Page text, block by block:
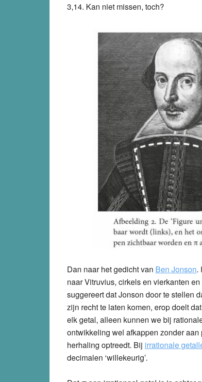
3,14. Kan niet missen, toch?
Dan naar het gedicht van Ben Jonson.
naar Vitruvius, cirkels en vierkanten
suggereert dat Jonson door te stellen
zijn recht te laten komen, erop doelt
elk getal, alleen kunnen we bij
ontwikkeling wel afkappen zonder
herhaling optreedt. Bij irrationale
decimalen ‘willekeurig’.